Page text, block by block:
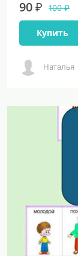
90 ₽ 100 ₽
Купить
Наталья